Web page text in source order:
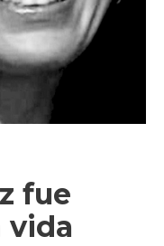
fue
vida